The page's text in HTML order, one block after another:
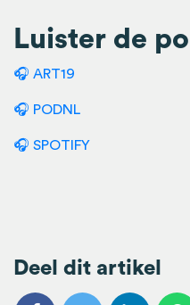
Luister de
🎧 ART19
🎧 PODNL
🎧 SPOTIFY
Deel dit artikel